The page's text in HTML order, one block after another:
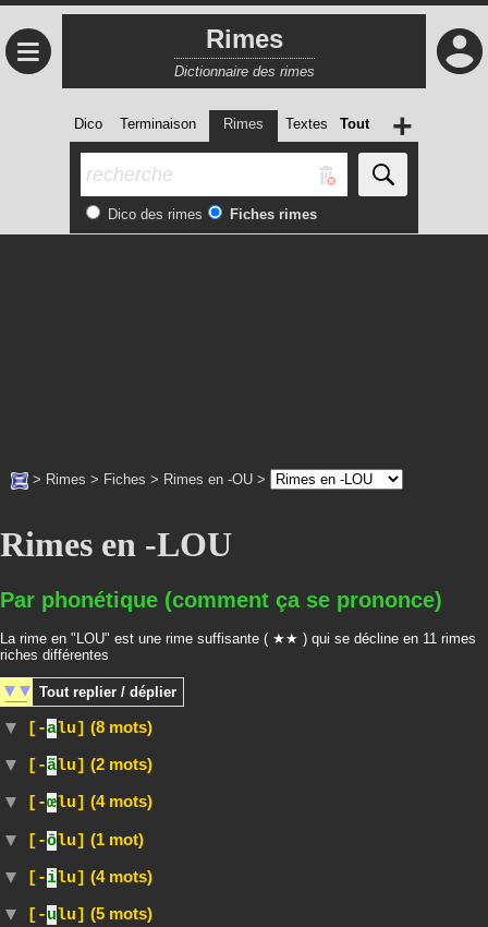
≡ Rimes
Dictionnaire des rimes
Dico Terminaison Rimes Textes Tout
Dico des rimes Fiches rimes
+
> Rimes > Fiches > Rimes en -OU >
Rimes en -LOU
Par phonétique (comment ça se prononce)
La rime en "LOU" est une rime suffisante ( ★★ ) qui se décline en 11 rimes
riches différentes
Tout replier / déplier
[-alu] (8 mots)
[-ãlu] (2 mots)
[-œlu] (4 mots)
[-ōlu] (1 mot)
[-ilu] (4 mots)
[-ulu] (5 mots)